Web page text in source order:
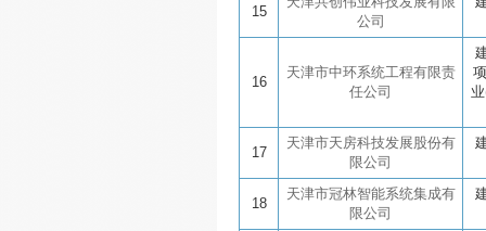
15
公司
16
天津市中环系统工程有限责
任公司
17
天津市天房科技发展股份有
限公司
18
天津市冠林智能系统集成有
限公司